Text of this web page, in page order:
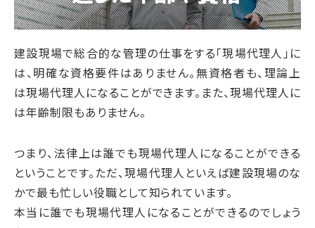
建設現場で総合的な管理の仕事をする「現場代理人」に
は、明確な資格要件はありません。無資格者も、理論上
は現場代理人になることができます。また、現場代理人に
は年齢制限もありません。
つまり、法律上は誰でも現場代理人になることができる
ということです。ただ、現場代理人といえば建設現場のな
かで最も忙しい役職として知られています。
本当に誰でも現場代理人になることができるのでしょう